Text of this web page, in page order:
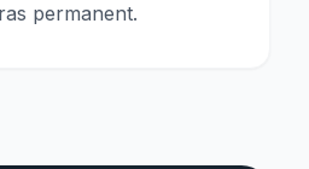
permanent.